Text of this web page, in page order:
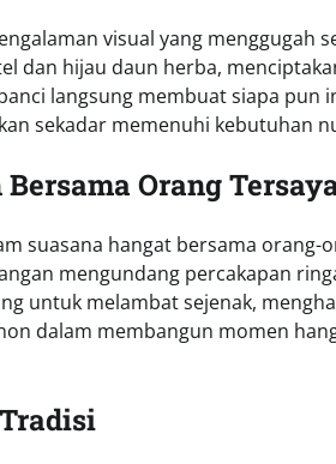
visual yang menggugah
dan hijau daun herba,
langsung membuat siapa pun
sekadar memenuhi kebutuhan
Orang
suasana hangat bersama orang-
mengundang percakapan
untuk melambat sejenak,
dalam membangun momen